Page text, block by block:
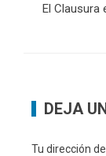
El Clausura
DEJA
Tu dirección